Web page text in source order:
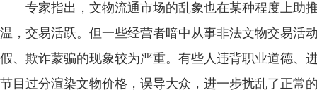
专家指出，文物流通市场的乱象也在某种程度上助
温，交易活跃。但一些经营者暗中从事非法文物交易活
假、欺诈蒙骗的现象较为严重。有些人违背职业道德、
节目过分渲染文物价格，误导大众，进一步扰乱了正常